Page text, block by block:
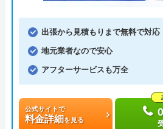
出張から見積もりまで無料で対応
地元業者なので安心
アフターサービスも万全
公式サイトで
料金詳細を見る